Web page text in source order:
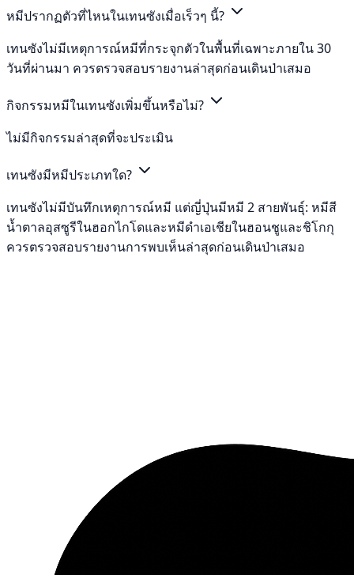
หมีปรากฏตัวที่ไหนในเทนซังเมื่อเร็วๆ นี้?
เทนซังไม่มีเหตุการณ์หมีที่กระจุกตัวในพื้นที่เฉพาะภายใน 30
วันที่ผ่านมา ควรตรวจสอบรายงานล่าสุดก่อนเดินป่าเสมอ
กิจกรรมหมีในเทนซังเพิ่มขึ้นหรือไม่?
ไม่มีกิจกรรมล่าสุดที่จะประเมิน
เทนซังมีหมีประเภทใด?
เทนซังไม่มีบันทึกเหตุการณ์หมี แต่ญี่ปุ่นมีหมี 2 สายพันธุ์: หมีสี
น้ำตาลอุสซูรีในฮอกไกโดและหมีดำเอเชียในฮอนชูและชิโกกุ
ควรตรวจสอบรายงานการพบเห็นล่าสุดก่อนเดินป่าเสมอ